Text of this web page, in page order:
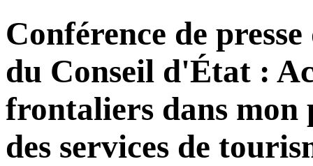
Conférence de
du Conseil d'État :
frontaliers dans
des services de